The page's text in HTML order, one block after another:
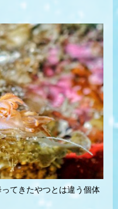
てきたやつとは違う個体